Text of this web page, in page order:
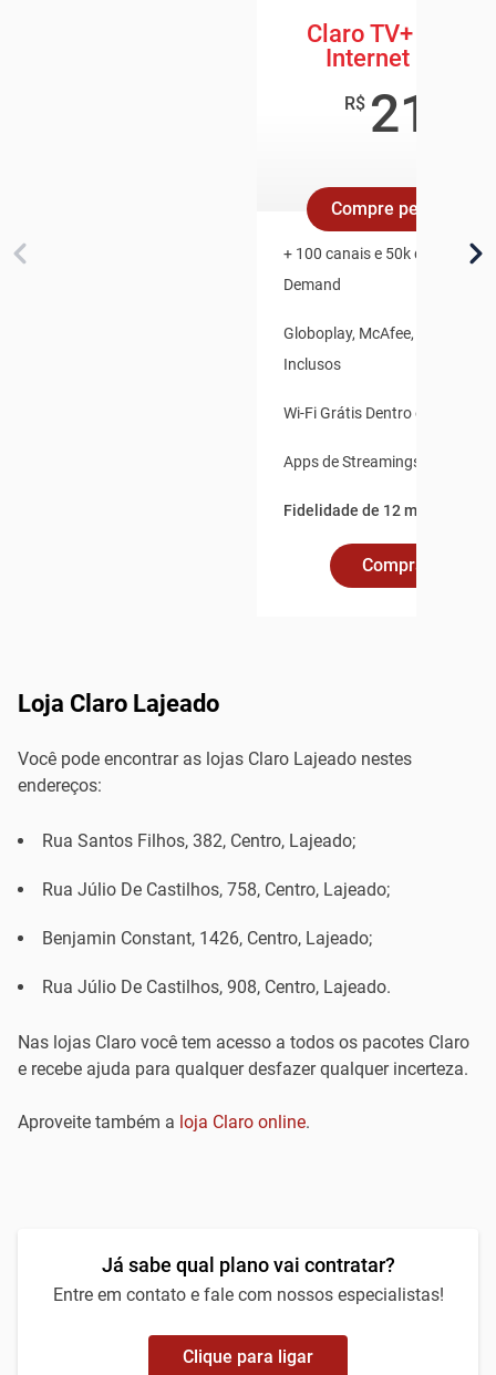
Claro TV+ Box +
Internet 600
R$ 219
Compre pelo
+ 100 canais e 50k de
Demand
Globoplay, McAfee, Claro
Inclusos
Wi-Fi Grátis Dentro e Fora de
Apps de Streamings
Fidelidade de 12 meses.
Comprar Online
Loja Claro Lajeado
Você pode encontrar as lojas Claro Lajeado nestes
endereços:
Rua Santos Filhos, 382, Centro, Lajeado;
Rua Júlio De Castilhos, 758, Centro, Lajeado;
Benjamin Constant, 1426, Centro, Lajeado;
Rua Júlio De Castilhos, 908, Centro, Lajeado.
Nas lojas Claro você tem acesso a todos os pacotes Claro
e recebe ajuda para qualquer desfazer qualquer incerteza.
Aproveite também a loja Claro online.
Já sabe qual plano vai contratar?
Entre em contato e fale com nossos especialistas!
Clique para ligar